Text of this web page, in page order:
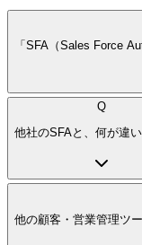
「SFA（Sales Force
Q
他社のSFAと、何が違
他の顧客・営業管理ツ